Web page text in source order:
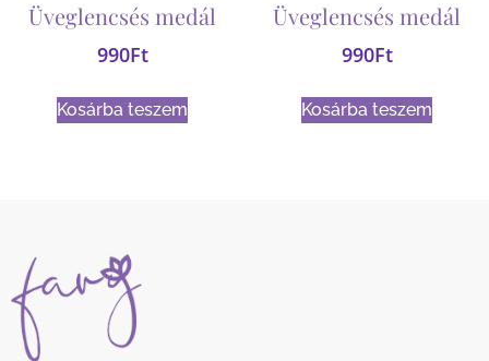
Üveglencsés medál
990Ft
Kosárba teszem
Üveglencsés medál
990Ft
Kosárba teszem